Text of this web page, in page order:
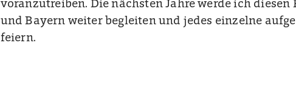
voranzutreiben. Die nächsten Jahre werde ich diesen
und Bayern weiter begleiten und jedes einzelne
feiern.